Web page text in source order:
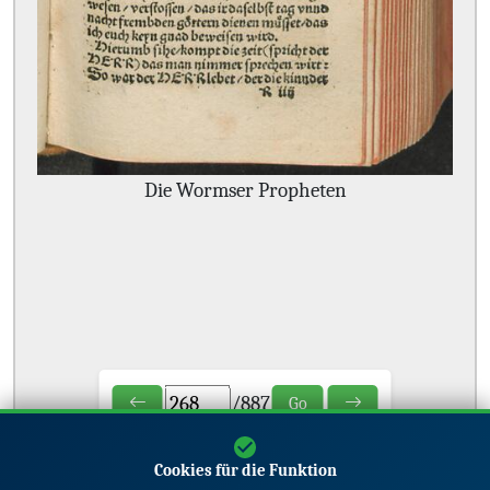
Die Wormser Propheten
/887 Go
Cookies für die Funktion